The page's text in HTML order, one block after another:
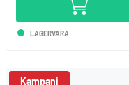
LAGERVARA
Kampanj